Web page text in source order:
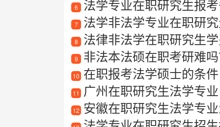
6 法学专业在职研究生报
7 法学非法学专业在职研
8 法律非法学在职研究生
9 非法本法硕在职考研难
10 在职报考法学硕士的条件
11 广州在职研究生法学专业
12 安徽在职研究生法学专业